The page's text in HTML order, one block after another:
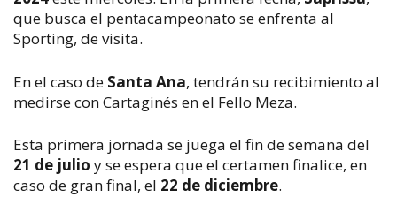
que busca el pentacampeonato se enfrenta al
Sporting, de visita.
En el caso de Santa Ana, tendrán su recibimiento al
medirse con Cartaginés en el Fello Meza.
Esta primera jornada se juega el fin de semana del
21 de julio y se espera que el certamen finalice, en
caso de gran final, el 22 de diciembre.